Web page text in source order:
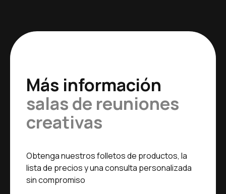
Más información
salas de reuniones
creativas
Obtenga nuestros folletos de productos, la
lista de precios y una consulta personalizada
sin compromiso